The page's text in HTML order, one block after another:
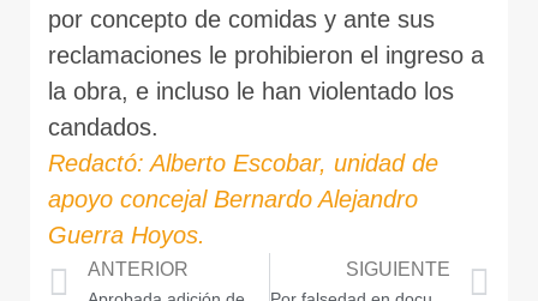
por concepto de comidas y ante sus
reclamaciones le prohibieron el ingreso a
la obra, e incluso le han violentado los
candados.
Redactó: Alberto Escobar, unidad de
apoyo concejal Bernardo Alejandro
Guerra Hoyos.
ANTERIOR SIGUIENTE